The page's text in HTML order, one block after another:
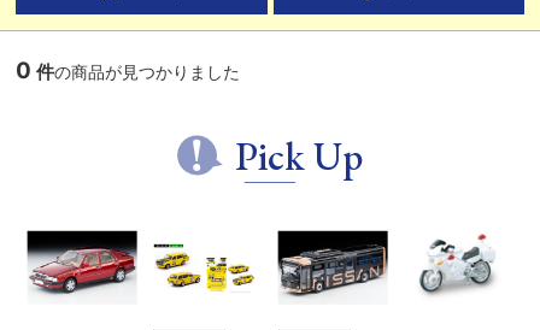
0 件の商品が見つかりました
Pick Up